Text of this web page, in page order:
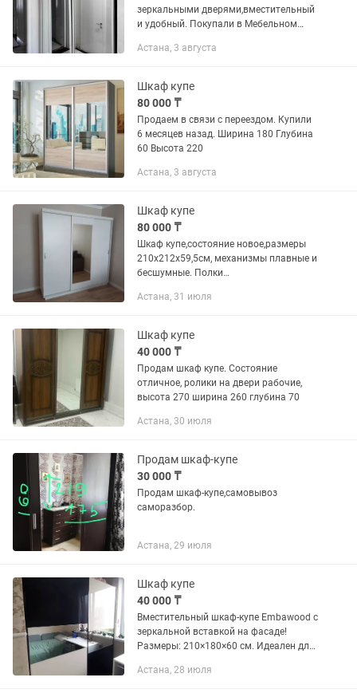
зеркальными дверями,вместительный
и удобный. Покупали в Мебельном
Высота — 250 см • Глубина — 70 см ✔
Астана, 3 августа
Шкаф купе
80 000 ₸
Продаем в связи с переездом. Купили
6 месяцев назад. Ширина 180 Глубина
60 Высота 220
Астана, 3 августа
Шкаф купе
80 000 ₸
Шкаф купе,состояние новое,размеры
210х212х59,5см, механизмы плавные и
бесшумные. Полки
для верх.одежды,полки для головных
Астана, 31 июля
Шкаф купе
40 000 ₸
Продам шкаф купе. Состояние
отличное, ролики на двери рабочие,
высота 270 ширина 260 глубина 70
Астана, 30 июля
Продам шкаф-купе
30 000 ₸
Продам шкаф-купе,самовывоз
саморазбор.
Астана, 29 июля
Шкаф купе
40 000 ₸
Вместительный шкаф-купе Embawood с
зеркальной вставкой на фасаде!
Размеры: 210×180×60 см. Идеален для
Раздвижные двери (одна слегка
Астана, 28 июля